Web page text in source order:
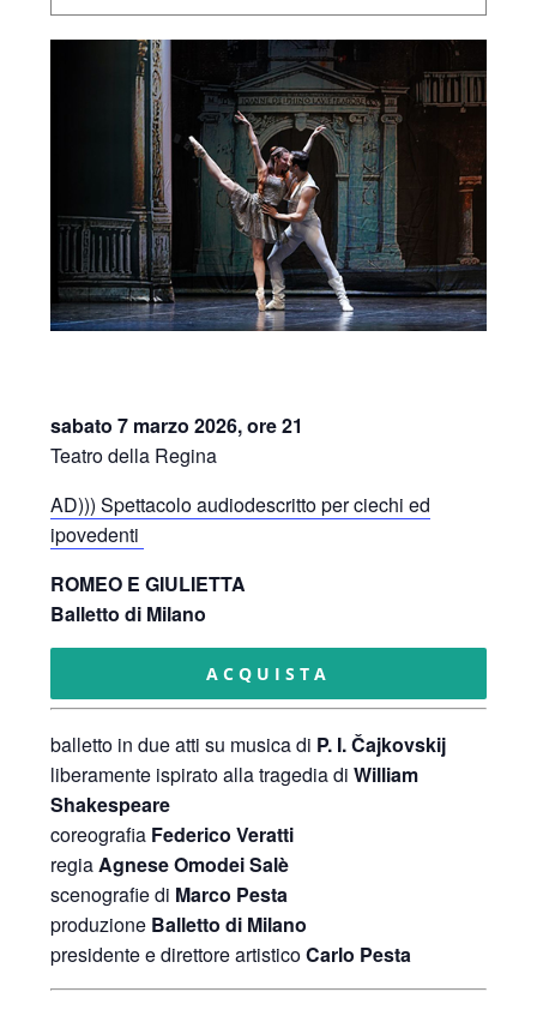
sabato 7 marzo 2026, ore 21
Teatro della Regina
AD))) Spettacolo audiodescritto per ciechi ed
ipovedenti
ROMEO E GIULIETTA
Balletto di Milano
ACQUISTA
balletto in due atti su musica di P. I. Čajkovskij
liberamente ispirato alla tragedia diWilliam
Shakespeare
coreografia Federico Veratti
regiaAgnese Omodei Salè
scenografie di Marco Pesta
produzione Balletto di Milano
presidente e direttore artisticoCarlo Pesta